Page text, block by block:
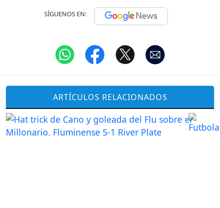
SÍGUENOS EN:
ARTÍCULOS RELACIONADOS